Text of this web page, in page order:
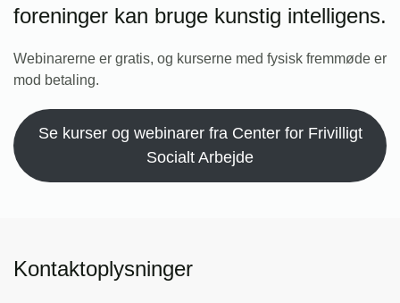
foreninger kan bruge kunstig intelligens.
Webinarerne er gratis, og kurserne med fysisk fremmøde er
mod betaling.
Se kurser og webinarer fra Center for Frivilligt
Socialt Arbejde
Kontaktoplysninger